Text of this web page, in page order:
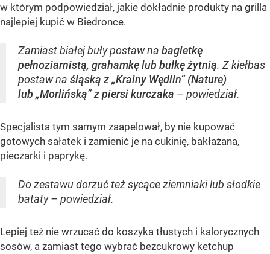
w którym podpowiedział, jakie dokładnie produkty na grilla
najlepiej kupić w Biedronce.
Zamiast białej buły postaw na bagietkę
pełnoziarnistą, grahamkę lub bułkę żytnią. Z kiełbas
postaw na śląską z „Krainy Wędlin” (Nature)
lub „Morlińską” z piersi kurczaka – powiedział.
Specjalista tym samym zaapelował, by nie kupować
gotowych sałatek i zamienić je na cukinię, bakłażana,
pieczarki i paprykę.
Do zestawu dorzuć też sycące ziemniaki lub słodkie
bataty – powiedział.
Lepiej też nie wrzucać do koszyka tłustych i kalorycznych
sosów, a zamiast tego wybrać bezcukrowy ketchup